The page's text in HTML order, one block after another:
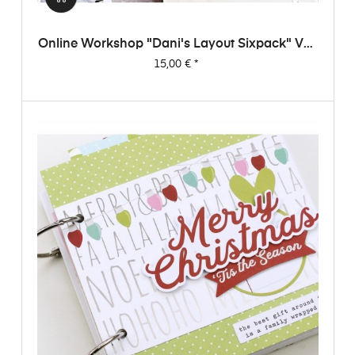
Online Workshop "Dani's Layout Sixpack" Vol.
1
Preis
15,00 €*